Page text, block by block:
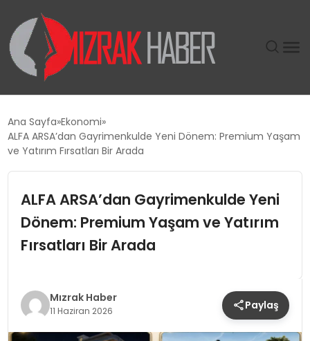
SIYASET
EKONOMI
TEKNOLOJI
YAŞAM
Ana Sayfa Ekonomi
ALFA ARSA’dan Gayrimenkulde Yeni Dönem: Premium Yaşam
ve Yatırım Fırsatları Bir Arada
ALFA ARSA’dan Gayrimenkulde Yeni
Dönem: Premium Yaşam ve Yatırım
Fırsatları Bir Arada
Mızrak Haber
11 Haziran 2026 Paylaş